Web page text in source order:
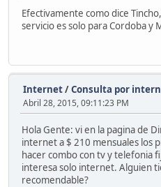
Efectivamente como dice
servicio es solo para Cordoba y
Internet/Consulta por
Abril 28, 2015, 09:11:23 PM
Hola Gente: vi en la pagina de
internet a $ 210 mensuales los
hacer combo con tv y telefonia
interesa solo internet. Alguien
recomendable?